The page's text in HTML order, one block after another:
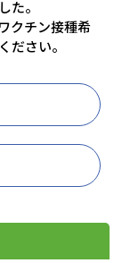
た。
クチン接種希
ださい。